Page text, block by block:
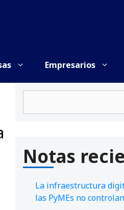
Empresarios
Notas
La infraestructura
las PyMEs no controlan